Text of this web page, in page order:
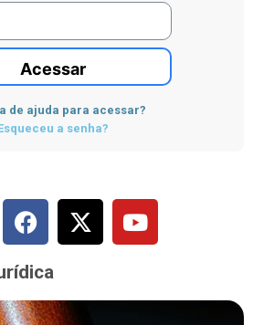
Acessar
de ajuda para acessar?
a senha?